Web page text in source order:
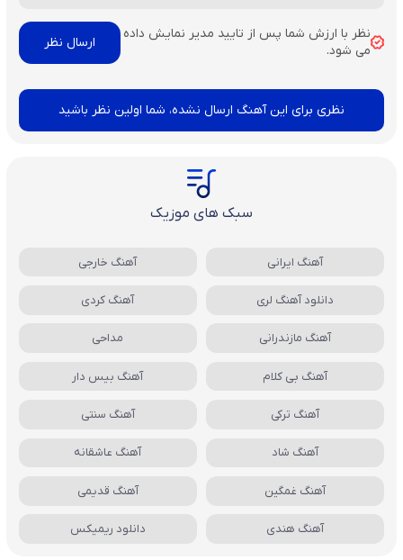
نظر با ارزش شما پس از تایید مدیر نمایش داده
می شود.
نظری برای این آهنگ ارسال نشده، شما اولین نظر باشید
سبک های موزیک
آهنگ ایرانی آهنگ خارجی
دانلود آهنگ لری آهنگ کردی
آهنگ مازندرانی مداحی
آهنگ بی کلام آهنگ بیس دار
آهنگ ترکی آهنگ سنتی
آهنگ شاد آهنگ عاشقانه
آهنگ غمگین آهنگ قدیمی
آهنگ هندی دانلود ریمیکس